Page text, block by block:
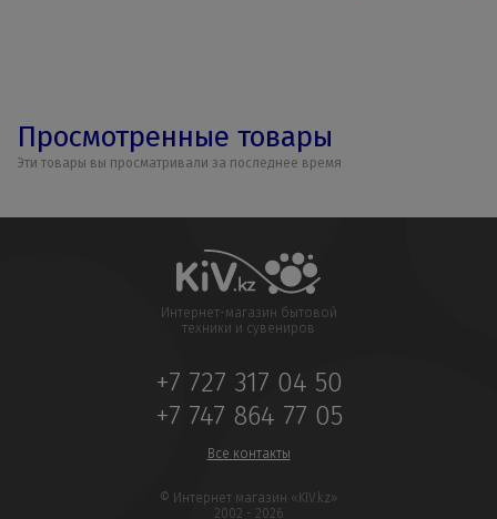
Просмотренные товары
Эти товары вы просматривали за последнее время
Интернет-магазин бытовой
техники и сувениров
+7 727 317 04 50
+7 747 864 77 05
Все контакты
© Интернет магазин «KIV.kz»
2002 - 2026